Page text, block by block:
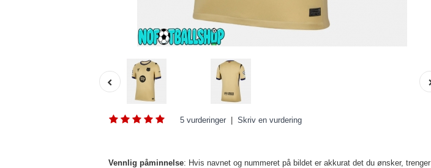
5 vurderinger Skriv en vurdering
Vennlig påminnelse: Hvis navnet og nummeret på bildet er akkurat det du ønsker, trenger